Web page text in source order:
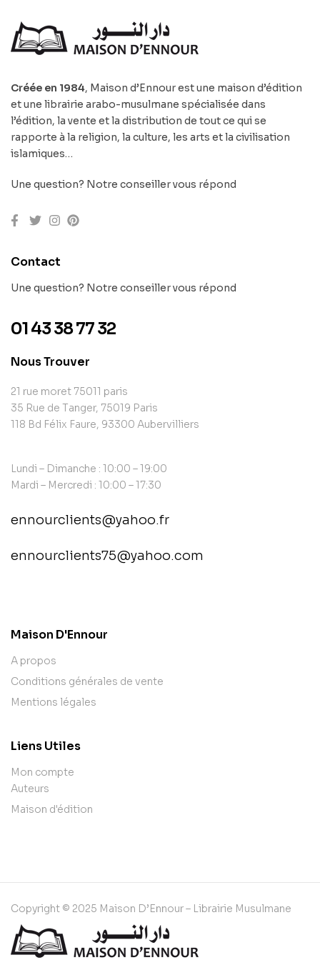
Créée en 1984, Maison d’Ennour est une maison d’édition
et une librairie arabo-musulmane spécialisée dans
l’édition, la vente et la distribution de tout ce qui se
rapporte à la religion, la culture, les arts et la civilisation
islamiques…
Une question? Notre conseiller vous répond
Contact
Une question? Notre conseiller vous répond
01 43 38 77 32
Nous Trouver
21 rue moret 75011 paris
35 Rue de Tanger, 75019 Paris
118 Bd Félix Faure, 93300 Aubervilliers
Lundi – Dimanche : 10:00 – 19:00
Mardi – Mercredi : 10:00 – 17:30
ennourclients@yahoo.fr
ennourclients75@yahoo.com
Maison D'Ennour
A propos
Conditions générales de vente
Mentions légales
Liens Utiles
Mon compte
Auteurs
Maison d'édition
Copyright © 2025 Maison D’Ennour – Librairie Musulmane